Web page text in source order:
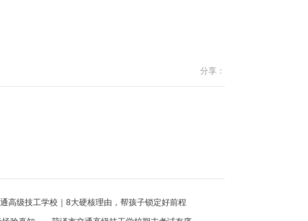
分享：
高级技工学校｜8大硬核理由，帮孩子锁定好前程